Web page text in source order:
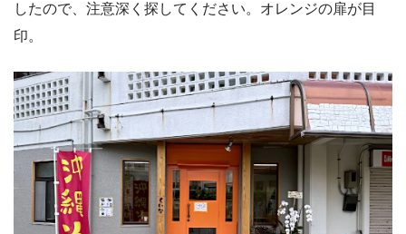
したので、注意深く探してください。オレンジの扉が目
印。